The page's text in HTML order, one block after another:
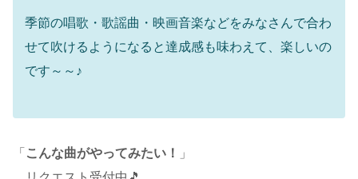
季節の唱歌・歌謡曲・映画音楽などをみなさんで合わ
せて吹けるようになると達成感も味わえて、楽しいの
です～～♪
「 こんな曲がやってみたい！
」